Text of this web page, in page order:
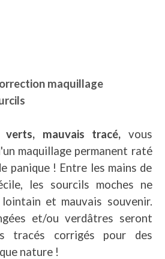
maquillage
verts, mauvais tracé, vous
maquillage permanent raté
panique ! Entre les mains de
les sourcils moches ne
et mauvais souvenir.
et/ou verdâtres seront
tracés corrigés pour des
nature !